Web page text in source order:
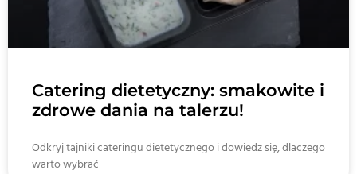
Catering dietetyczny: smakowite i
zdrowe dania na talerzu!
Odkryj tajniki cateringu dietetycznego i dowiedz się, dlaczego
warto wybrać